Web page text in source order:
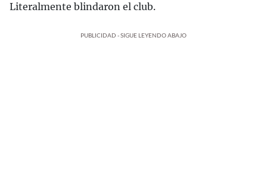
Literalmente blindaron el club.
PUBLICIDAD - SIGUE LEYENDO ABAJO